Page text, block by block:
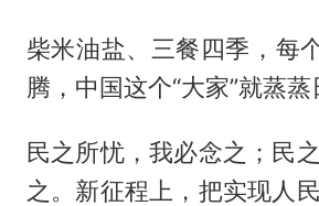
柴米油盐、三餐四季，每
腾，中国这个“大家”就蒸蒸
民之所忧，我必念之；民
之。新征程上，把实现人